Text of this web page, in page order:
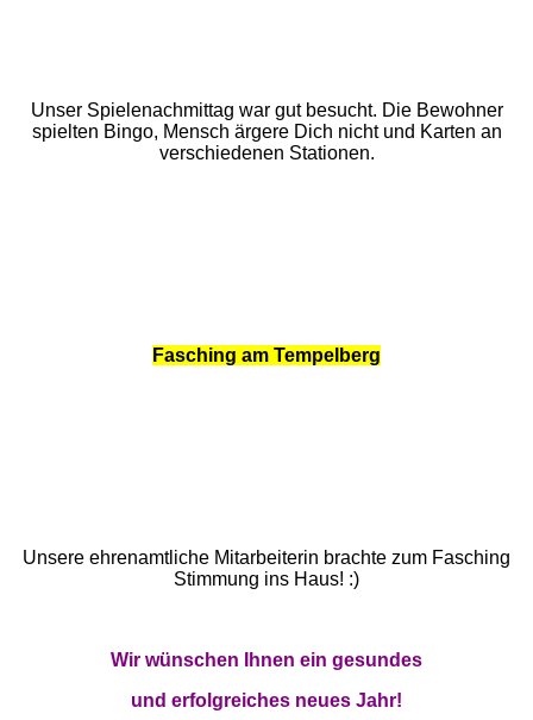
Unser Spielenachmittag war gut besucht. Die Bewohner
spielten Bingo, Mensch ärgere Dich nicht und Karten an
verschiedenen Stationen.
Fasching am Tempelberg
Unsere ehrenamtliche Mitarbeiterin brachte zum Fasching
Stimmung ins Haus! :)
Wir wünschen Ihnen ein gesundes
und erfolgreiches neues Jahr!